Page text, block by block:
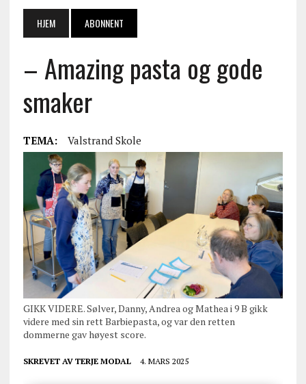
HJEM ABONNENT
– Amazing pasta og gode
smaker
TEMA: Valstrand Skole
GIKK VIDERE. Sølver, Danny, Andrea og Mathea i 9 B gikk
videre med sin rett Barbiepasta, og var den retten
dommerne gav høyest score.
SKREVET AV TERJE MODAL 4. MARS 2025